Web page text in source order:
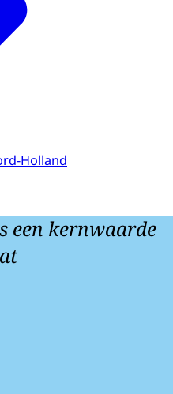
Holland
een kernwaarde